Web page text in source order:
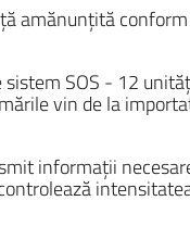
amănunțită conform
SOS - 12
vin de la
informații